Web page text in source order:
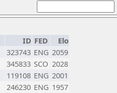
ID FED
Elo
323743 ENG 2059
345833 SCO 2028
119108 ENG 2001
246230 ENG 1957